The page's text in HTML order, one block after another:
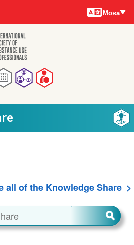
Мови
Мова
all of the Knowledge Share